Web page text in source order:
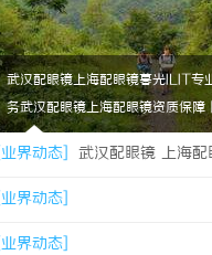
武汉配眼镜上海配眼镜暮光ILIT专
务武汉配眼镜上海配眼镜资质保障
[业界动态] 武汉配眼镜 上海配
[业界动态]
[业界动态]